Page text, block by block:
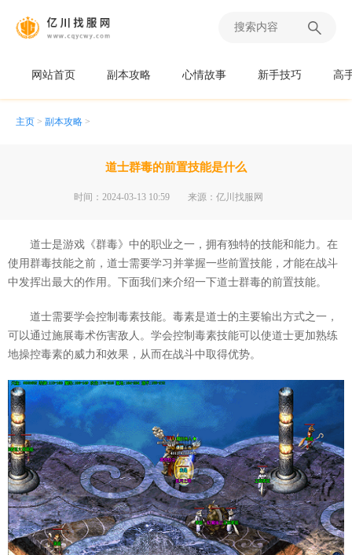
网站首页 副本攻略 心情故事 新手技巧 高
主页 > 副本攻略 >
道士群毒的前置技能是什么
时间：2024-03-13 10:59 来源：亿川找服网
道士是游戏《群毒》中的职业之一，拥有独特的技能和能力。在
使用群毒技能之前，道士需要学习并掌握一些前置技能，才能在战斗
中发挥出最大的作用。下面我们来介绍一下道士群毒的前置技能。
道士需要学会控制毒素技能。毒素是道士的主要输出方式之一，
可以通过施展毒术伤害敌人。学会控制毒素技能可以使道士更加熟练
地操控毒素的威力和效果，从而在战斗中取得优势。